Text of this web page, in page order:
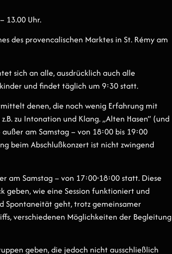
13.00 Uhr.
des provencalischen Marktes in St. Rémy am
sich an alle, ausdrücklich auch alle
und findet täglich um 9:30 statt.
denen, die noch wenig Erfahrung mit
zu Intonation und Klang. „Alten Hasen“ (und
am Samstag – von 18:00 bis 19:00
beim Abschlußkonzert ist nicht zwingend
am Samstag – von 17:00-18:00 statt. Diese
geben, wie eine Session funktioniert und
Spontaneität geht, trotz gemeinsamer
verschiedenen Möglichkeiten der Begleitung
geben, die jedoch nicht ausschließlich